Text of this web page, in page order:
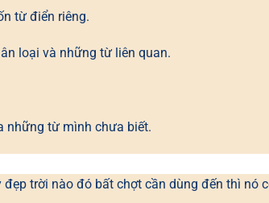
từ điển riêng.
loại và những từ liên quan.
những từ mình chưa biết.
trời nào đó bất chợt cần dùng đến thì nó